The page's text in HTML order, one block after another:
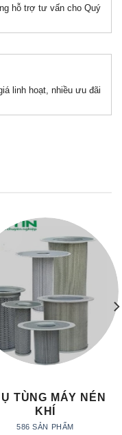
hỗ trợ tư vấn cho Quý
linh hoạt, nhiều ưu đãi
TÙNG MÁY NÉN
KHÍ
586 SẢN PHẨM